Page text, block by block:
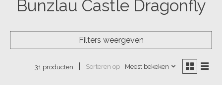
Bunzlau Castle Dragonfly
Filters weergeven
31 producten Sorteren op Meest bekeken